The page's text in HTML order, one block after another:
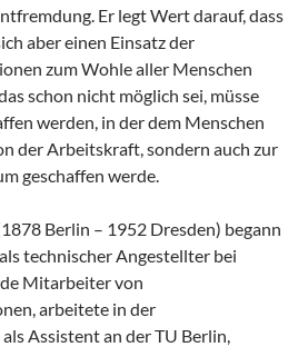
Er legt Wert darauf, dass
aber einen Einsatz der
zum Wohle aller Menschen
schon nicht möglich sei, müsse
werden, in der dem Menschen
der Arbeitskraft, sondern auch zur
geschaffen werde.
Berlin – 1952 Dresden) begann
technischer Angestellter bei
Mitarbeiter von
arbeitete in der
Assistent an der TU Berlin,